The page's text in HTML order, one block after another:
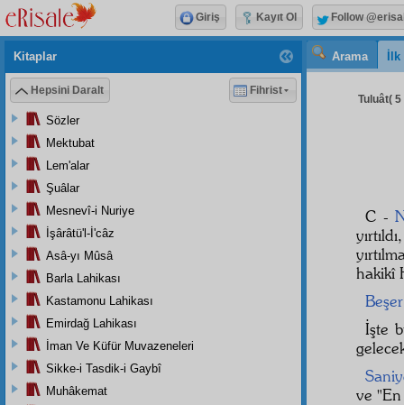
Arama
Tuluât( 5
C -
hakikî
Beşer
İşte
ve
Kitaplar
Hepsini Daralt Fihrist
Sözler
Mektubat
Lem'alar
Şuâlar
Mesnevî-i Nuriye
İşârâtü'l-İ'câz
Asâ-yı Mûsâ
Barla Lahikası
Kastamonu Lahikası
Emirdağ Lahikası
İman Ve Küfür Muvazeneleri
Sikke-i Tasdik-i Gaybî
Muhâkemat
Giriş Kayıt Ol Follow